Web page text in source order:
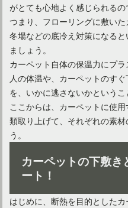
カーペットは意外と汚れてい
がとても心地よく感じられるの
つまり、フローリングに敷い
冬場などの底冷え対策になる
ましょう。
カーペット自体の保温力にプ
人の体温や、カーペットのす
を、いかに逃さないかというこ
ここからは、カーペットに使
類取り上げて、それぞれの素
う。
カーペットの下敷
ート！
はじめに、断熱を目的とした